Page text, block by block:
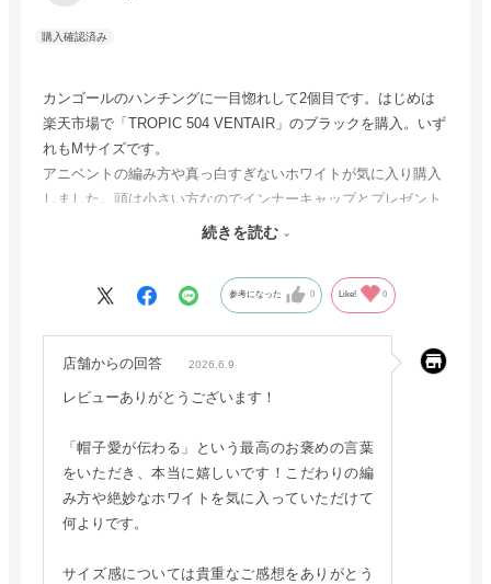
カンゴールのハンチングに一目惚れして2個目です。はじめは
楽天市場で「TROPIC 504 VENTAIR」のブラックを購入。いず
れもMサイズです。
アニベントの編み方や真っ白すぎないホワイトが気に入り購入
しました。頭は小さい方なのでインナーキャップとプレゼント
していただいたテープで収まりは良くなってます。
のフィット感がやや落ちるので少し残念ですが、総合的には満
足してます。
次回、購入の際は自己判断せずにSサイズの有無の確認や相談
をしたいと思います。
続きを読む
参考になった 0 Like! 0
店舗からの回答 2026.6.9
レビューありがとうございます！
「帽子愛が伝わる」という最高のお褒めの言葉
をいただき、本当に嬉しいです！こだわりの編
み方や絶妙なホワイトを気に入っていただけて
何よりです。
サイズ感については貴重なご感想をありがとう